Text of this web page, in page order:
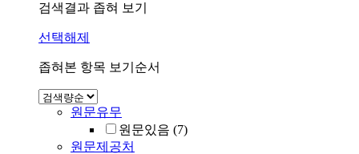
검색결과 좁혀 보기
선택해제
좁혀본 항목 보기순서
원문유무
원문있음 (7)
원문제공처